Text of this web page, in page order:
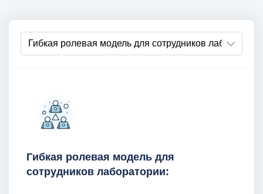
Гибкая ролевая модель для
сотрудников лаборатории: